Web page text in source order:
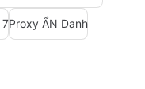
7Proxy ẨN Danh